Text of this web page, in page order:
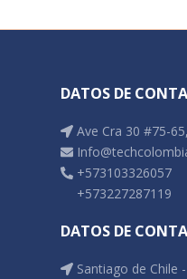
DATOS DE
Ave Cra 30 #75-
+573103326057
+573227287119
DATOS DE
Santiago de Chile